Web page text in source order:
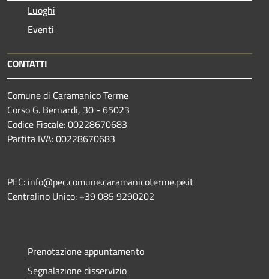
Luoghi
Eventi
CONTATTI
Comune di Caramanico Terme
Corso G. Bernardi, 30 - 65023
Codice Fiscale: 00228670683
Partita IVA: 00228670683
PEC: info@pec.comune.caramanicoterme.pe.it
Centralino Unico: +39 085 9290202
Prenotazione appuntamento
Segnalazione disservizio